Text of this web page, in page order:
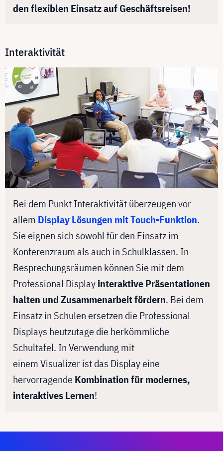
den flexiblen Einsatz auf Geschäftsreisen!
Interaktivität
Bei dem Punkt Interaktivität überzeugen vor
allem Display Lösungen mit Touch-Funktion.
Sie eignen sich sowohl für den Einsatz im
Konferenzraum als auch in Schulklassen. In
Besprechungsräumen können Sie mit dem
Professional Displayinteraktive Präsentationen
halten und Zusammenarbeit fördern. Bei dem
Einsatz in Schulen ersetzen die Professional
Displays heutzutage die herkömmliche
Schultafel. In Verwendung mit
einem Visualizer ist das Display eine
hervorragende Kombination für modernes,
interaktives Lernen!